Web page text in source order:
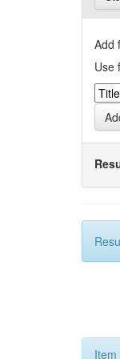
Add
Use
Item